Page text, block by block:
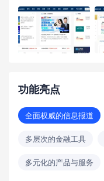
功能亮点
全面权威的信息报道
多层次的金融工具
多元化的产品与服务